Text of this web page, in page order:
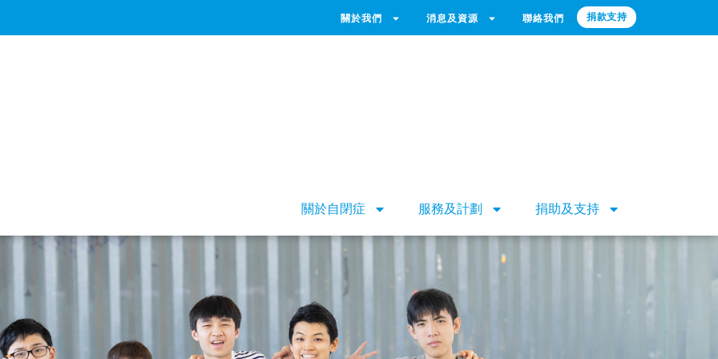
關於我們 消息及資源 聯絡我們 捐款支持
關於自閉症 服務及計劃 捐助及支持